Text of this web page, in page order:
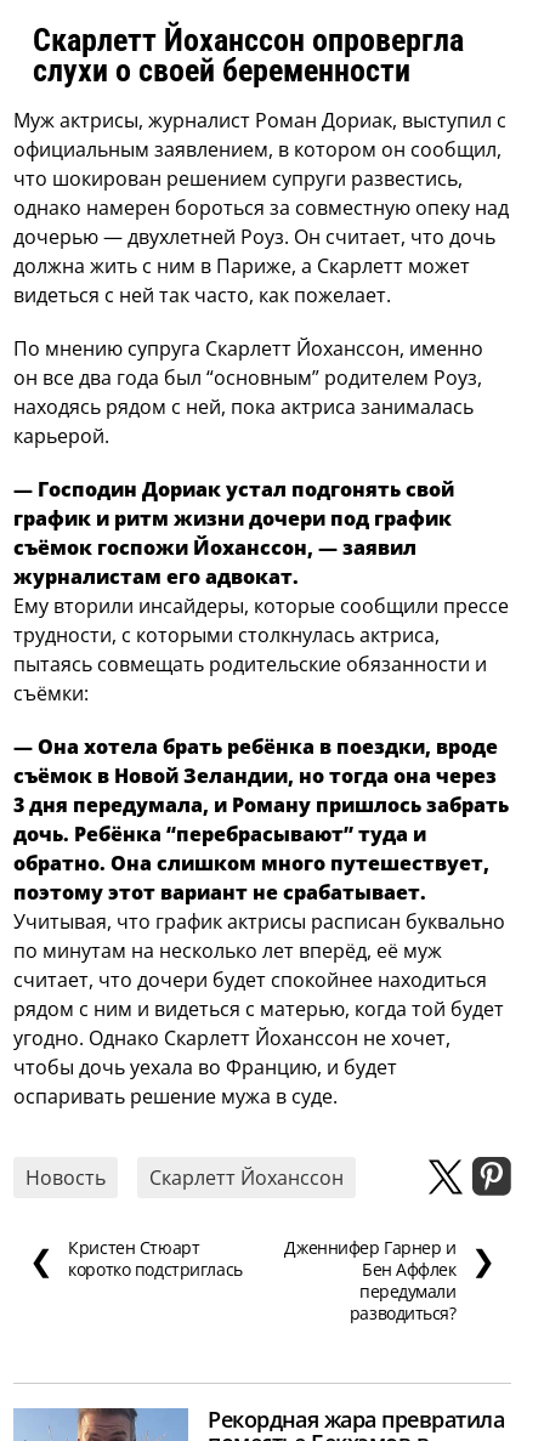
Скарлетт Йоханссон опровергла
слухи о своей беременности
Муж актрисы, журналист Роман Дориак, выступил с
официальным заявлением, в котором он сообщил,
что шокирован решением супруги развестись,
однако намерен бороться за совместную опеку над
дочерью — двухлетней Роуз. Он считает, что дочь
должна жить с ним в Париже, а Скарлетт может
видеться с ней так часто, как пожелает.
По мнению супруга Скарлетт Йоханссон, именно
он все два года был “основным” родителем Роуз,
находясь рядом с ней, пока актриса занималась
карьерой.
— Господин Дориак устал подгонять свой
график и ритм жизни дочери под график
съёмок госпожи Йоханссон, — заявил
журналистам его адвокат.
Ему вторили инсайдеры, которые сообщили прессе
трудности, с которыми столкнулась актриса,
пытаясь совмещать родительские обязанности и
съёмки:
— Она хотела брать ребёнка в поездки, вроде
съёмок в Новой Зеландии, но тогда она через
3 дня передумала, и Роману пришлось забрать
дочь. Ребёнка “перебрасывают” туда и
обратно. Она слишком много путешествует,
поэтому этот вариант не срабатывает.
Учитывая, что график актрисы расписан буквально
по минутам на несколько лет вперёд, её муж
считает, что дочери будет спокойнее находиться
рядом с ним и видеться с матерью, когда той будет
угодно. Однако Скарлетт Йоханссон не хочет,
чтобы дочь уехала во Францию, и будет
оспаривать решение мужа в суде.
Новость Скарлетт Йоханссон
❮
Кристен Стюарт
коротко подстриглась
Дженнифер Гарнер и
Бен Аффлек
передумали
разводиться?
❯
Рекордная жара превратила